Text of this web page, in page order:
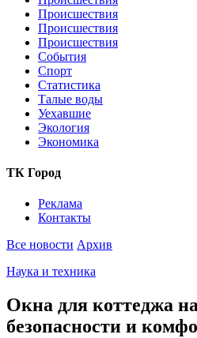
Происшествия
Происшествия
Происшествия
События
Спорт
Статистика
Талые воды
Уехавшие
Экология
Экономика
ТК Город
Реклама
Контакты
Все новости Архив
Наука и техника
Окна для коттеджа
безопасности и